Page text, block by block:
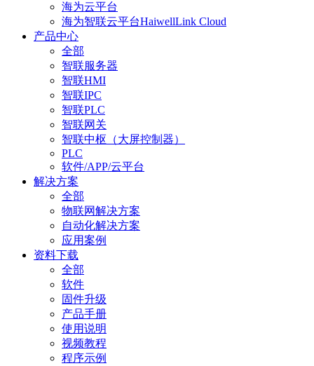
海为云平台
海为智联云平台HaiwellLink Cloud
产品中心
全部
智联服务器
智联HMI
智联IPC
智联PLC
智联网关
智联中枢（大屏控制器）
PLC
软件/APP/云平台
解决方案
全部
物联网解决方案
自动化解决方案
应用案例
资料下载
全部
软件
固件升级
产品手册
使用说明
视频教程
程序示例